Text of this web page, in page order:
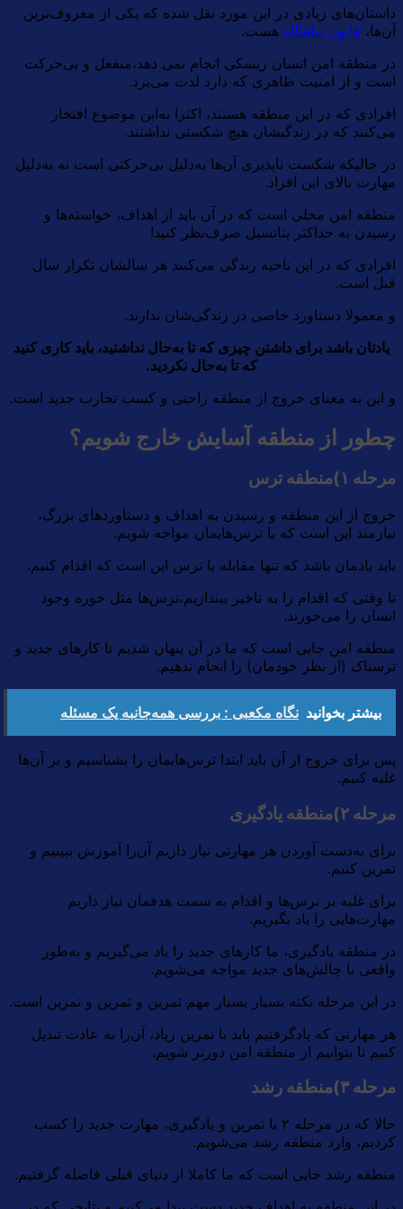
داستان‌های زیادی در این مورد نقل شده که یکی از معروف‌ترین
آن‌ها، قانون پناهگاه هست.
در منطقه امن انسان ریسکی انجام نمی دهد،‌منفعل و بی‌حرکت
است و از امنیت ظاهری که دارد لذت می‌برد.
افرادی که در این منطقه هستند، اکثرا به‌این موضوع افتخار
می‌کنند که در زندگیشان هیچ شکستی نداشتند.
در حالیکه شکست ناپذیری آن‌ها به‌دلیل بی‌حرکتی است نه به‌دلیل
مهارت بالای این افراد.
منطقه امن محلی است که در آن باید از اهداف، خواسته‌ها و
رسیدن به حداکثر پتانسیل صرف‌نظر کنید!
افرادی که در این ناحیه رندگی می‌کنند هر سالشان تکرار سال
قبل است.
و معمولا دستاورد خاصی در زندگی‌شان ندارند.
یادتان باشد برای داشتن چیزی که تا به‌حال نداشتید، باید کاری کنید
که تا به‌حال نکردید.
و این به معنای خروج از منطقه راحتی و کسب تجارب جدید است.
چطور از منطقه آسایش خارج شویم؟
مرحله ۱)منطقه ترس
خروج از این منطقه و رسیدن به اهداف و دستاورد‌های بزرگ،
نیازمند این است که با ترس‌هایمان مواجه شویم.
باید یادمان باشد که تنها مقابله با ترس این است که اقدام کنیم.
تا وقتی که اقدام را به تاخیر بیندازیم،ترس‌ها مثل خوره وجود
انسان را می‌خورند.
منطقه امن جایی است که ما در آن پنهان شدیم تا کارهای جدید و
ترسناک (از نظر خودمان) را انجام ندهیم.
بیشتر بخوانید نگاه مکعبی : بررسی همه‌جانبه یک مسئله
پس برای خروج از آن باید ابتدا ترس‌هایمان را بشناسیم و بر آن‌ها
غلبه کنیم.
مرحله ۲)منطقه یادگیری
برای به‌دست آوردن هر مهارتی نیاز داریم آن‌را آموزش ببینیم و
تمرین کنیم.
برای غلبه بر ترس‌ها و اقدام به سمت هدفمان نیاز داریم
مهارت‌هایی را یاد بگیریم.
در منطقه یادگیری، ما کارهای جدید را یاد می‌گیریم و به‌طور
واقعی با چالش‌های جدید مواجه می‌شویم.
در این مرحله نکته بسیار بسیار مهم تمرین و تمرین و تمرین است.
هر مهارتی که یادگرفتیم باید با تمرین زیاد، آن‌را به عادت تبدیل
کنیم تا بتوانیم از منطقه امن دورتر شویم.
مرحله ۳)منطقه رشد
حالا که در مرحله ۲ با تمرین و یادگیری، مهارت جدید را کسب
کردیم، وارد منطقه رشد می‌شویم.
منطقه رشد جایی است که ما کاملا از دنیای قبلی فاصله گرفتیم.